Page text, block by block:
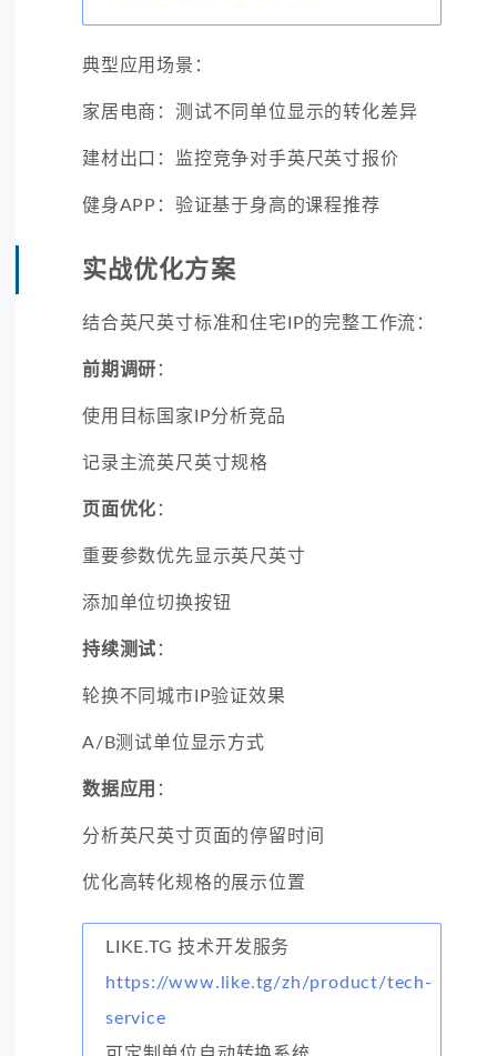
典型应用场景：
家居电商：测试不同单位显示的转化差异
建材出口：监控竞争对手英尺英寸报价
健身APP：验证基于身高的课程推荐
实战优化方案
结合英尺英寸标准和住宅IP的完整工作流：
前期调研 ：
使用目标国家IP分析竞品
记录主流英尺英寸规格
页面优化 ：
重要参数优先显示英尺英寸
添加单位切换按钮
持续测试 ：
轮换不同城市IP验证效果
A/B测试单位显示方式
数据应用 ：
分析英尺英寸页面的停留时间
优化高转化规格的展示位置
LIKE.TG 技术开发服务
https://www.like.tg/zh/product/tech-
service